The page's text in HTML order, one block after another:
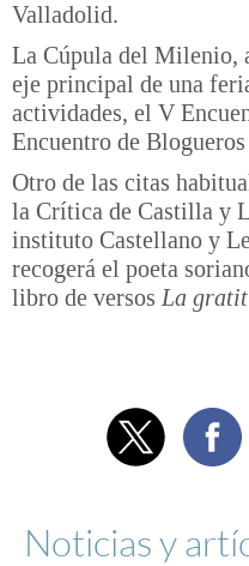
Valladolid.
La Cúpula del Milenio,
eje principal de una
actividades, el V
Encuentro de
Otro de las citas
la Crítica de Castilla y
instituto Castellano y
recogerá el poeta
libro de versos La
Twitter
Noticias y